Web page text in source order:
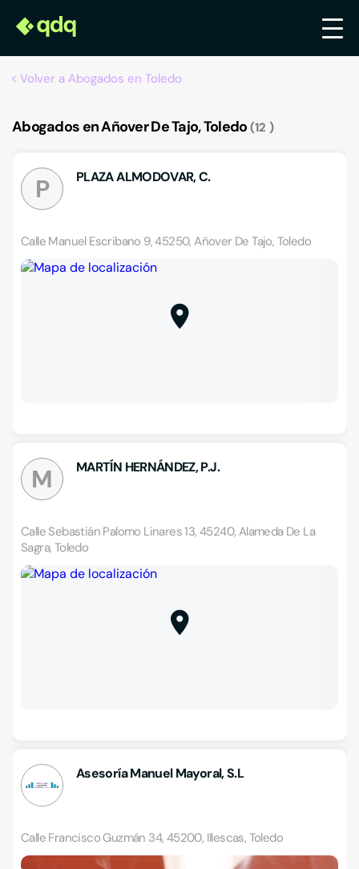
Volver a Abogados en Toledo
Abogados en Añover De Tajo, Toledo 12
P PLAZA ALMODOVAR, C.
Calle Manuel Escribano 9, 45250, Añover De Tajo, Toledo
M MARTÍN HERNÁNDEZ, P.J.
Calle Sebastián Palomo Linares 13, 45240, Alameda De La
Sagra, Toledo
Asesoría Manuel Mayoral, S.L
Calle Francisco Guzmán 34, 45200, Illescas, Toledo